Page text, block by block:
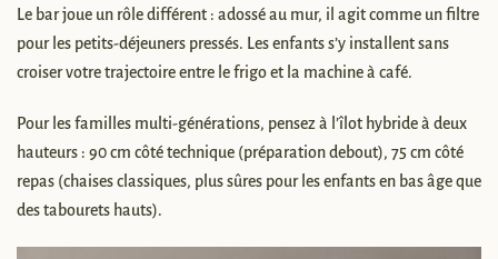
Le bar joue un rôle différent : adossé au mur, il agit comme un filtre
pour les petits-déjeuners pressés. Les enfants s’y installent sans
croiser votre trajectoire entre le frigo et la machine à café.
Pour les familles multi-générations, pensez à l’îlot hybride à deux
hauteurs : 90 cm côté technique (préparation debout), 75 cm côté
repas (chaises classiques, plus sûres pour les enfants en bas âge que
des tabourets hauts).